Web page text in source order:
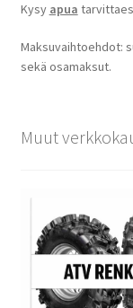
Kysy apua
Maksuvaihtoehdot:
sekä osamaksut.
Muut